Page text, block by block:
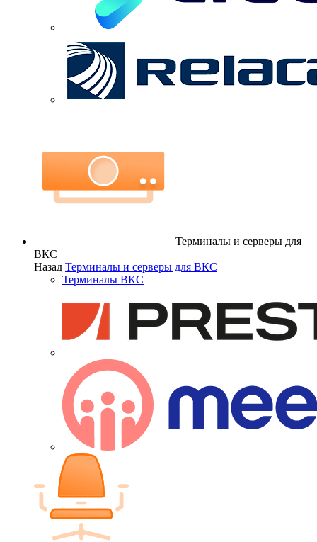
Терминалы и серверы для
ВКС
Назад Терминалы и серверы для ВКС
Терминалы ВКС